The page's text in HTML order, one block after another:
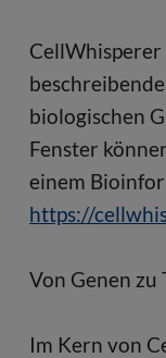
biologischen
Fenster
einem
https://
Von Genen zu
Im Kern von